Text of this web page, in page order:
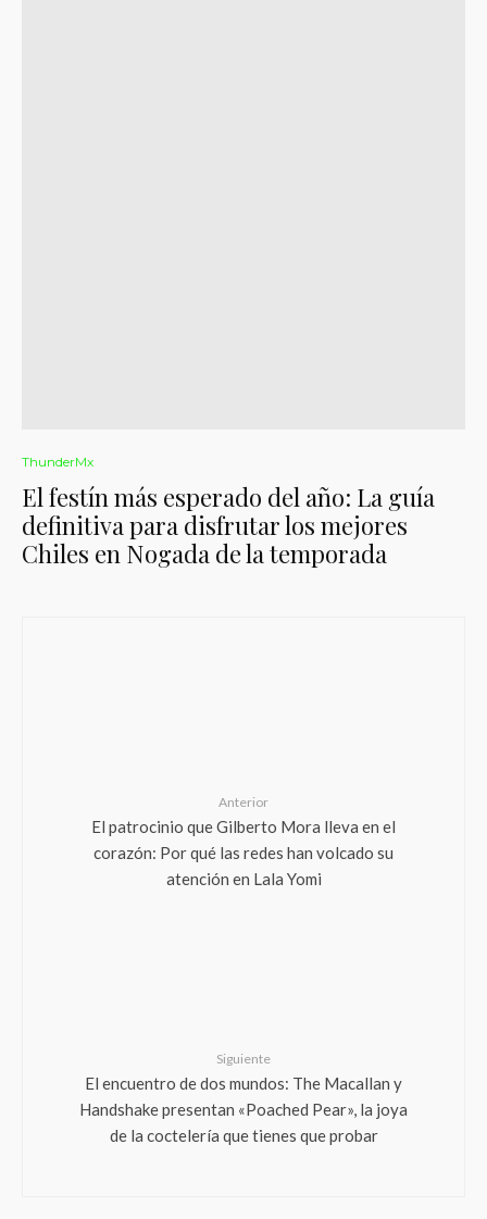
ThunderMx
El festín más esperado del año: La guía
definitiva para disfrutar los mejores
Chiles en Nogada de la temporada
Anterior
El patrocinio que Gilberto Mora lleva en el
corazón: Por qué las redes han volcado su
atención en Lala Yomi
Siguiente
El encuentro de dos mundos: The Macallan y
Handshake presentan «Poached Pear», la joya
de la coctelería que tienes que probar